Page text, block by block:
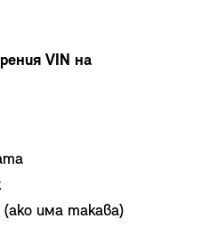
VIN на
има такава)